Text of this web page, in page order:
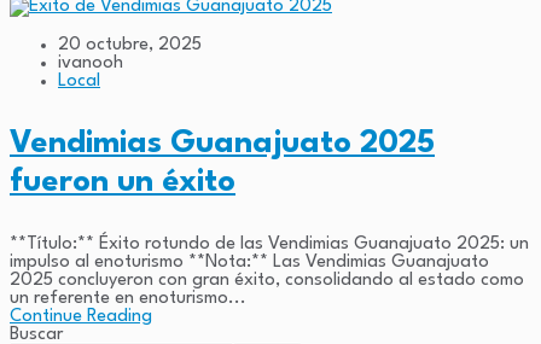
20 octubre, 2025
ivanooh
Local
Vendimias Guanajuato 2025
fueron un éxito
**Título:** Éxito rotundo de las Vendimias Guanajuato 2025: un
impulso al enoturismo **Nota:** Las Vendimias Guanajuato
2025 concluyeron con gran éxito, consolidando al estado como
un referente en enoturismo...
Continue Reading
Buscar